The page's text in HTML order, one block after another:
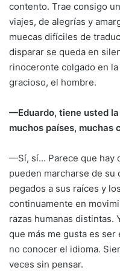
contento. Trae consigo
viajes, de alegrías y
muecas difíciles de
disparar se queda en
rinoceronte colgado en
gracioso, el hombre.
—Eduardo, tiene usted
muchos países, muchas
—Sí, sí… Parece que hay
pueden marcharse de su
pegados a sus raíces y
continuamente en
razas humanas distintas.
que más me gusta es
no conocer el idioma.
veces sin pensar.